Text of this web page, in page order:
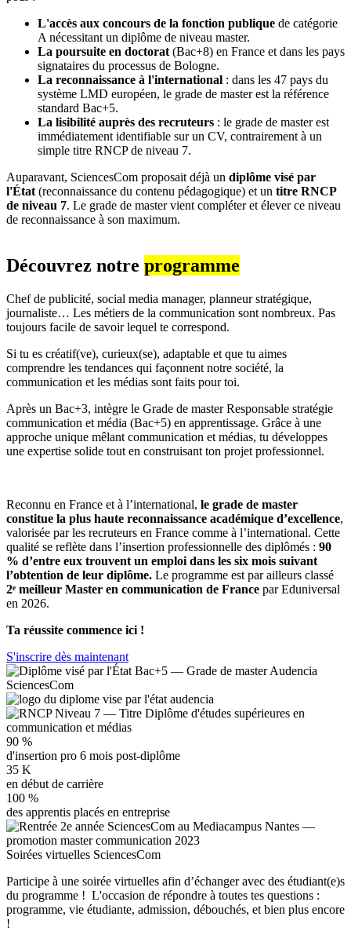
L'accès aux concours de la fonction publique de catégorie
A nécessitant un diplôme de niveau master.
La poursuite en doctorat (Bac+8) en France et dans les pays
signataires du processus de Bologne.
La reconnaissance à l'international : dans les 47 pays du
système LMD européen, le grade de master est la référence
standard Bac+5.
La lisibilité auprès des recruteurs : le grade de master est
immédiatement identifiable sur un CV, contrairement à un
simple titre RNCP de niveau 7.
Auparavant, SciencesCom proposait déjà un diplôme visé par
l'État (reconnaissance du contenu pédagogique) et un titre RNCP
de niveau 7. Le grade de master vient compléter et élever ce niveau
de reconnaissance à son maximum.
Découvrez notre programme
Chef de publicité, social media manager, planneur stratégique,
journaliste… Les métiers de la communication sont nombreux. Pas
toujours facile de savoir lequel te correspond.
Si tu es créatif(ve), curieux(se), adaptable et que tu aimes
comprendre les tendances qui façonnent notre société, la
communication et les médias sont faits pour toi.
Après un Bac+3, intègre le Grade de master Responsable stratégie
communication et média (Bac+5) en apprentissage. Grâce à une
approche unique mêlant communication et médias, tu développes
une expertise solide tout en construisant ton projet professionnel.
Reconnu en France et à l’international, le grade de master
constitue la plus haute reconnaissance académique d’excellence,
valorisée par les recruteurs en France comme à l’international. Cette
qualité se reflète dans l’insertion professionnelle des diplômés : 90
% d’entre eux trouvent un emploi dans les six mois suivant
l’obtention de leur diplôme. Le programme est par ailleurs classé
2ᵉ meilleur Master en communication de France par Eduniversal
en 2026.
Ta réussite commence ici !
S'inscrire dès maintenant
90 %
d'insertion pro 6 mois post-diplôme
35 K
en début de carrière
100 %
des apprentis placés en entreprise
Soirées virtuelles SciencesCom
Participe à une soirée virtuelles afin d’échanger avec des étudiant(e)s
du programme ! L'occasion de répondre à toutes tes questions :
programme, vie étudiante, admission, débouchés, et bien plus encore
!